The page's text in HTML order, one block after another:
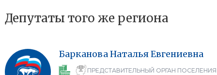
Депутаты того же региона
БаркановаНатальяЕвгениевна
ПРЕДСТАВИТЕЛЬНЫЙ ОРГАН ПОСЕЛЕНИЯ